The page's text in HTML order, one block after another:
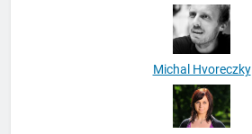
Michal Hvoreczky